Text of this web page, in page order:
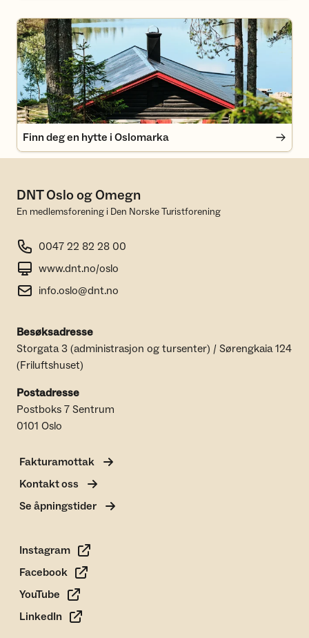
Finn deg en hytte i Oslomarka
Finn deg en hytte i Oslomarka
DNT Oslo og Omegn
En medlemsforening i Den Norske Turistforening
0047 22 82 28 00
www.dnt.no/oslo
info.oslo@dnt.no
Besøksadresse
Storgata 3 (administrasjon og tursenter) / Sørengkaia 124
(Friluftshuset)
Postadresse
Postboks 7 Sentrum
0101 Oslo
Fakturamottak
Kontakt oss
Se åpningstider
Instagram
Facebook
YouTube
LinkedIn